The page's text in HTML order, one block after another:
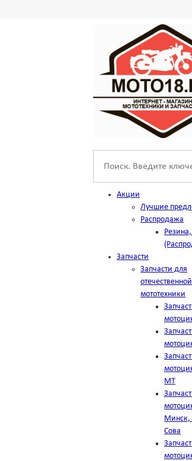
Акции
Лучшие
Распродажа
Запчасти
Запчасти для
отечественной
мототехники
МТ
Минск,
Сова